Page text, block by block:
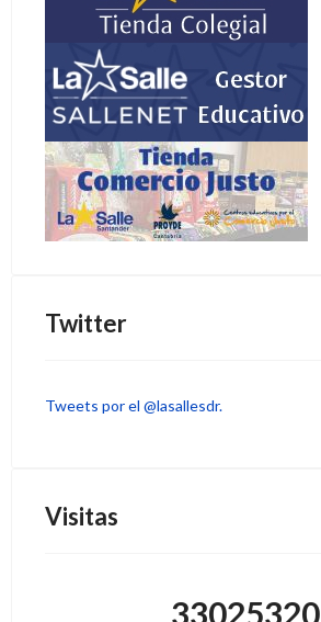
Twitter
Tweets por el @lasallesdr.
Visitas
33025320